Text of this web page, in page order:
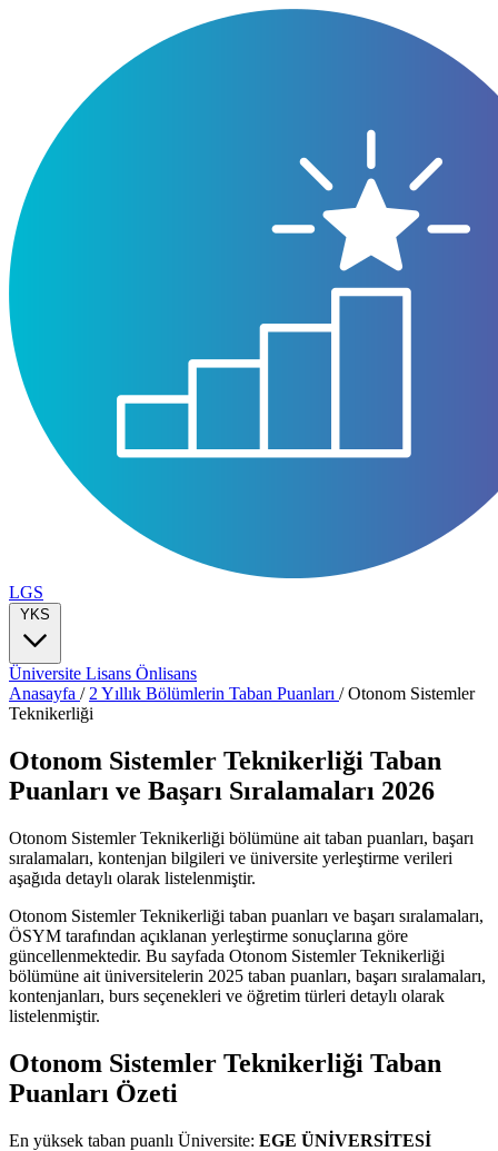
LGS
YKS
Üniversite Lisans Önlisans
Anasayfa / 2 Yıllık Bölümlerin Taban Puanları /Otonom Sistemler
Teknikerliği
Otonom Sistemler Teknikerliği Taban
Puanları ve Başarı Sıralamaları 2026
Otonom Sistemler Teknikerliği bölümüne ait taban puanları, başarı
sıralamaları, kontenjan bilgileri ve üniversite yerleştirme verileri
aşağıda detaylı olarak listelenmiştir.
Otonom Sistemler Teknikerliği taban puanları ve başarı sıralamaları,
ÖSYM tarafından açıklanan yerleştirme sonuçlarına göre
güncellenmektedir. Bu sayfada Otonom Sistemler Teknikerliği
bölümüne ait üniversitelerin 2025 taban puanları, başarı sıralamaları,
kontenjanları, burs seçenekleri ve öğretim türleri detaylı olarak
listelenmiştir.
Otonom Sistemler Teknikerliği Taban
Puanları Özeti
En yüksek taban puanlı Üniversite: EGE ÜNİVERSİTESİ